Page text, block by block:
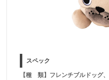
スペック
【種 類】フレンチブルドッグ